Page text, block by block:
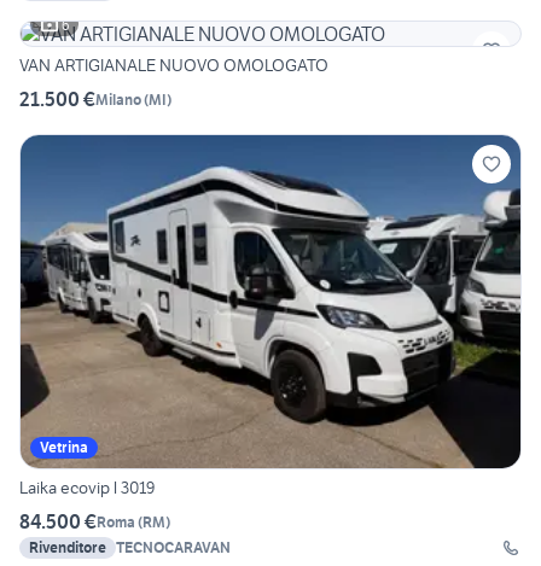
6
VAN ARTIGIANALE NUOVO OMOLOGATO
21.500 €Milano(MI)
Vetrina
Laika ecovip l 3019
84.500 €Roma (RM)
Rivenditore TECNOCARAVAN